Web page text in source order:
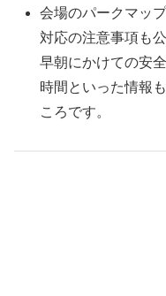
会場のパークマッ
対応の注意事項も
早朝にかけての安
時間といった情報
ころです。